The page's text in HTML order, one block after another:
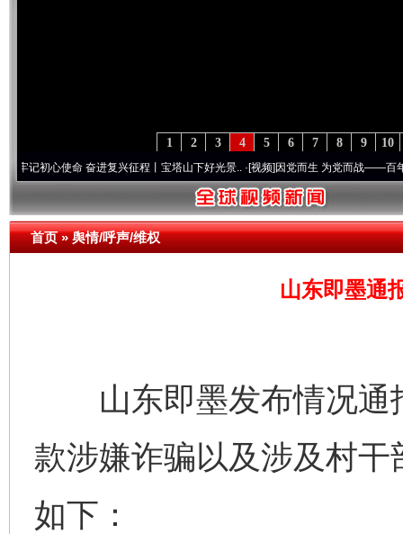
10
9
8
7
6
5
4
3
2
1
使命 奋进复兴征程丨宝塔山下好光景..·[视频]因党而生 为党而战——百年“纪”事⑧
首页»舆情/呼声/维权
山东即墨通
山东即墨发布情况通
款涉嫌诈骗以及涉及村
如下：